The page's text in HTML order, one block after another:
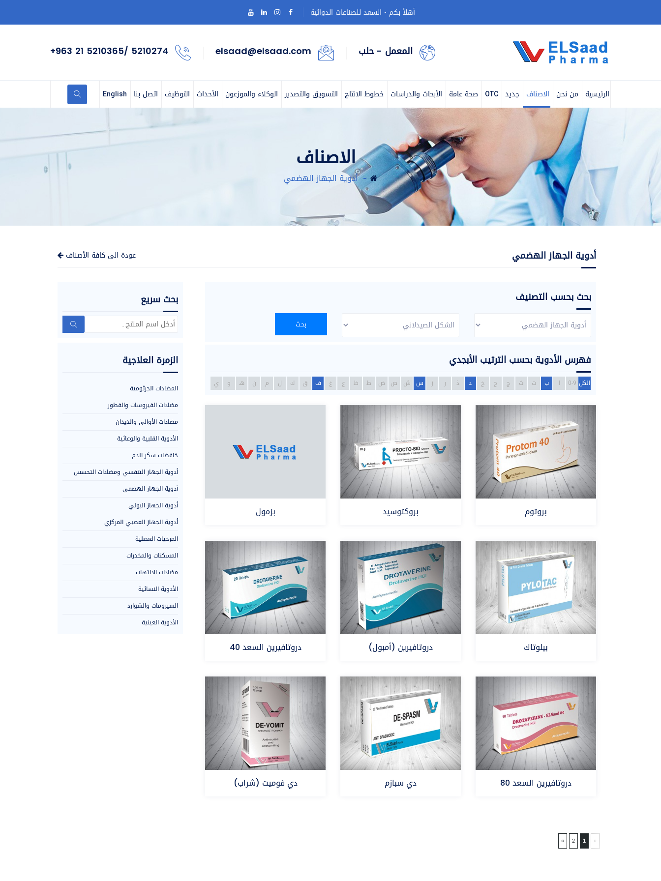
أهلاً بكم - السعد للصناعات الدوائية
المعمل - حلب elsaad@elsaad.com
+963 21 5210365/ 5210274
الرئيسية من نحن الاصناف جديد OTC صحة عامة الأبحاث والدراسات خطوط الانتاج التسويق والتصدير الوكلاء والموزعون الأحداث التوظيف اتصل بنا English
الاصناف
أدوية الجهاز الهضمي
أدوية الجهاز الهضمي عودة الى كافة الأصناف
بحث بحسب التصنيف
فهرس الأدوية بحسب الترتيب الأبجدي
الكل 0-9 ا ب ت ث ج ح خ د ذ ر ز س ش ص ض ط ظ ع غ ف ق ك ل م ن هـ و ي
بانتوبرازول
بروتوم
تريبينوسيد - ليدوكائين
بروكتوسيد
تحت سيترات البزْموت
بزمول
رانيتيدين البزموت
بيلوتاك
دروتافيرين
دروتافيرين (أمبول)
دروتافيرين
دروتافيرين السعد 40
دروتافيرين السعد 80 دي سبازم دي فوميت (شراب)
«
1
2
»
بحث سريع
Search
الزمرة العلاجية
المضادات الجرثومية
مضادات الفيروسات والفطور
مضادات الأوالي والديدان
الأدوية القلبية والوعائية
خافضات سكر الدم
أدوية الجهاز التنفسي ومضادات التحسس
أدوية الجهاز الهضمي
أدوية الجهاز البولي
أدوية الجهاز العصبي المركزي
المرخيات العضلية
المسكنات والمخدرات
مضادات الالتهاب
الأدوية النسائية
السيرومات والشوارد
الأدوية العينية